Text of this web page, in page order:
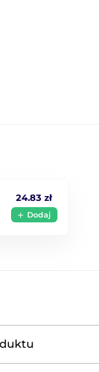
24.83 zł
Dodaj